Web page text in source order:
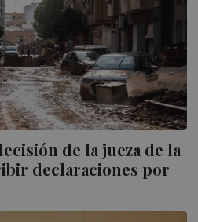
de la jueza de la
declaraciones por